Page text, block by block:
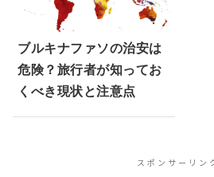
ブルキナファソの治安は
危険？旅行者が知ってお
くべき現状と注意点
スポンサーリン